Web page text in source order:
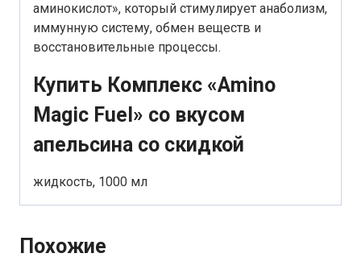
аминокислот», который стимулирует анаболизм,
иммунную систему, обмен веществ и
восстановительные процессы.
Купить Комплекс «Amino
Magic Fuel» со вкусом
апельсина со скидкой
жидкость, 1000 мл
Похожие